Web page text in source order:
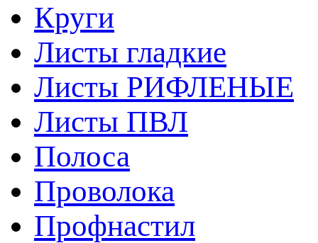
Круги
Листы гладкие
Листы РИФЛЕНЫЕ
Листы ПВЛ
Полоса
Проволока
Профнастил